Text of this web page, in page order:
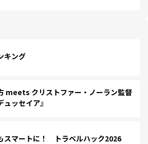
キング
meets クリストファー・ノーラン監督
ッセイア』
スマートに！ トラベルハック2026